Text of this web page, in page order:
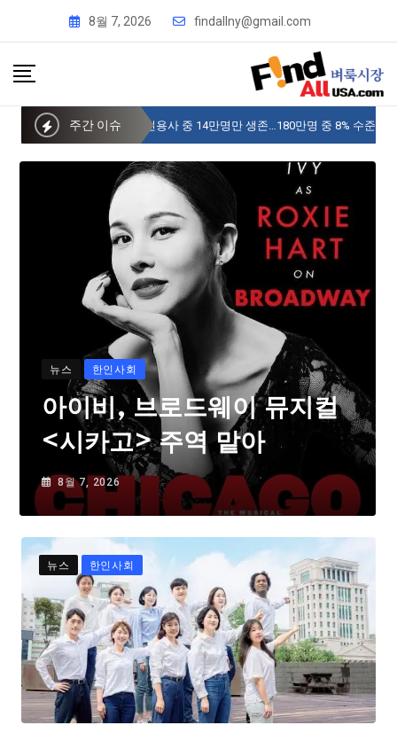
8월 7, 2026 findallny@gmail.com
주간 이슈 사이버 한국외국어대 미주글로벌센터 뉴욕
뉴스 한인사회
아이비, 브로드웨이 뮤지컬
<시카고> 주역 맡아
8월 7, 2026
뉴스 한인사회